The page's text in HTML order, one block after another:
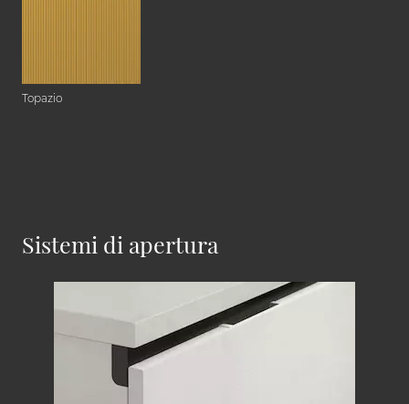
Topazio
Sistemi di apertura